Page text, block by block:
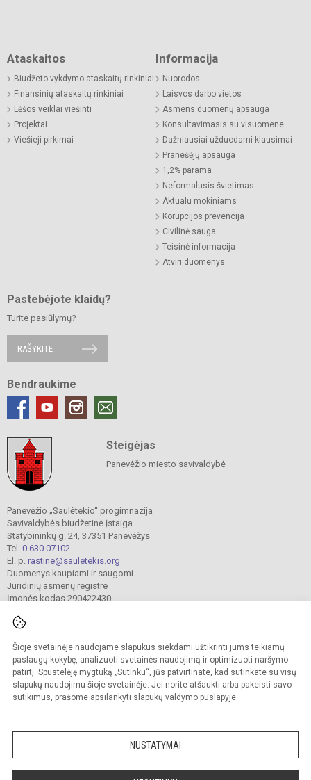
Šioje svetainėje naudojame slapukus siekdami užtikrinti jums teikiamų
paslaugų kokybę, analizuoti svetainės naudojimą ir optimizuoti naršymo
patirtį. Spustelėję mygtuką „Sutinku“, jūs patvirtinate, kad sutinkate su visų
slapukų naudojimu šioje svetainėje. Jei norite atšaukti arba pakeisti savo
sutikimus, prašome apsilankyti slapukų valdymo puslapyje.
NUSTATYMAI
Ataskaitos
Biudžeto vykdymo ataskaitų rinkiniai
Finansinių ataskaitų rinkiniai
Lėšos veiklai viešinti
Projektai
Viešieji pirkimai
Informacija
Nuorodos
Laisvos darbo vietos
Asmens duomenų apsauga
Konsultavimasis su visuomene
Dažniausiai užduodami klausimai
Pranešėjų apsauga
1,2% parama
Neformalusis švietimas
Aktualu mokiniams
Korupcijos prevencija
Civilinė sauga
Teisinė informacija
Atviri duomenys
Pastebėjote klaidų?
Turite pasiūlymų?
RAŠYKITE
Bendraukime
Steigėjas
Panevėžio miesto savivaldybė
Panevėžio „Saulėtekio“ progimnazija
Savivaldybės biudžetinė įstaiga
Statybininkų g. 24, 37351 Panevėžys
Tel. 0 630 07102
El. p. rastine@sauletekis.org
Duomenys kaupiami ir saugomi
Juridinių asmenų registre
Įmonės kodas 290422430
© 2022. Panevėžio „Saulėtekio“ progimnazija. Visos teisės saugomos.
Kopijuoti turinį be raštiško progimnazijos sutikimo griežtai draudžiama.
Prieinamumo paraiška Slapukų valdymas
Sumanus būdas atnaujinti